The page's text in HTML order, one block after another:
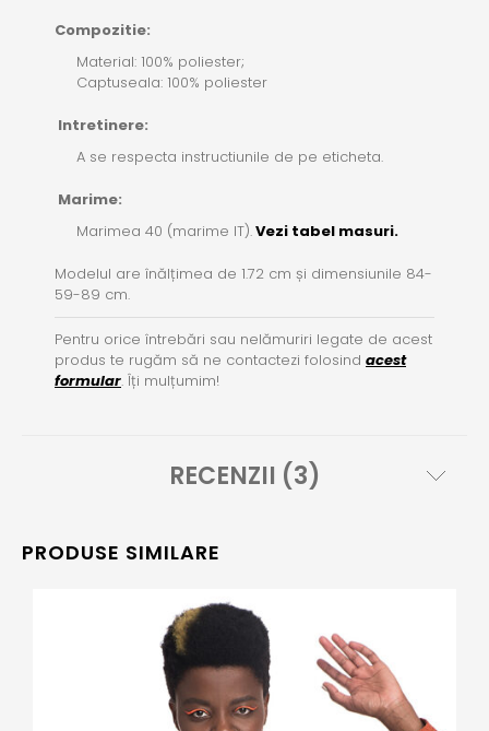
Compozitie:
Material: 100% poliester;
Captuseala: 100% poliester
Intretinere:
A se respecta instructiunile de pe eticheta.
Marime:
Marimea 40 (marime IT).Vezi tabel masuri.
Modelul are înălțimea de 1.72 cm și dimensiunile 84-
59-89 cm.
Pentru orice întrebări sau nelămuriri legate de acest
produs te rugăm să ne contactezi folosind acest
formular. Îți mulțumim!
RECENZII (3)
PRODUSE SIMILARE